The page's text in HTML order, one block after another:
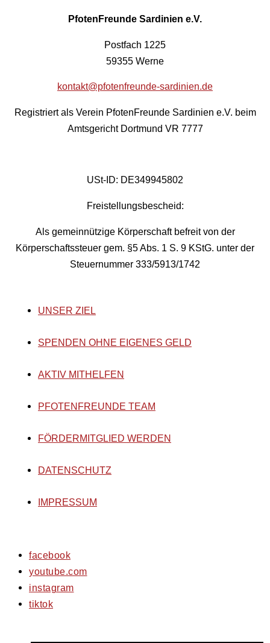
PfotenFreunde Sardinien e.V.
Postfach 1225
59355 Werne
kontakt@pfotenfreunde-sardinien.de
Registriert als Verein PfotenFreunde Sardinien e.V. beim
Amtsgericht Dortmund VR 7777
USt-ID: DE349945802
Freistellungsbescheid:
Als gemeinnützige Körperschaft befreit von der
Körperschaftssteuer gem. §5 Abs. 1 S. 9 KStG. unter der
Steuernummer 333/5913/1742
UNSER ZIEL
SPENDEN OHNE EIGENES GELD
AKTIV MITHELFEN
PFOTENFREUNDE TEAM
FÖRDERMITGLIED WERDEN
DATENSCHUTZ
IMPRESSUM
facebook
youtube.com
instagram
tiktok